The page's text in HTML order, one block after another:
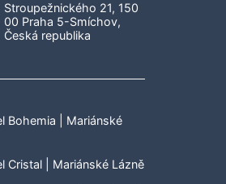
Stroupežnického 21, 150
00 Praha 5-Smíchov,
Česká republika
Bohemia | Mariánské
Cristal | Mariánské Lázně